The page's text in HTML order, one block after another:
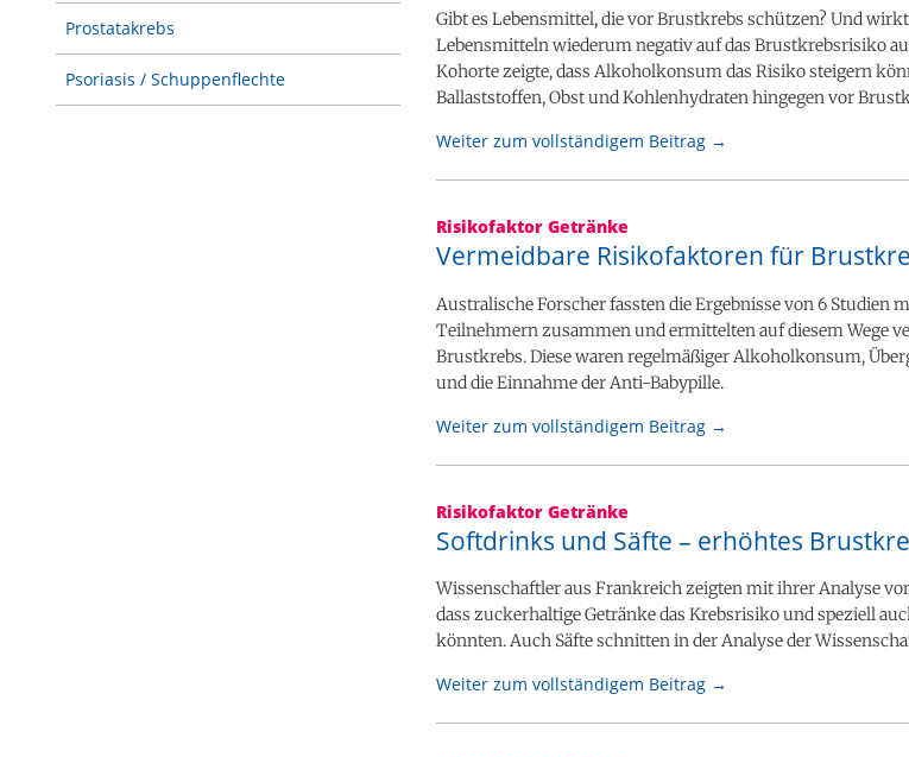
Prostatakrebs
Psoriasis / Schuppenflechte
Gibt es Lebensmittel, die vor Brustkrebs schützen? Und
Lebensmitteln wiederum negativ auf das Brustkrebsrisiko
Kohorte zeigte, dass Alkoholkonsum das Risiko steigern
Ballaststoffen, Obst und Kohlenhydraten hingegen vor
Weiter zum vollständigem Beitrag →
Risikofaktor Getränke
Vermeidbare Risikofaktoren für
Australische Forscher fassten die Ergebnisse von 6 Studien
Teilnehmern zusammen und ermittelten auf diesem Wege
Brustkrebs. Diese waren regelmäßiger Alkoholkonsum,
und die Einnahme der Anti-Babypille.
Weiter zum vollständigem Beitrag →
Risikofaktor Getränke
Softdrinks und Säfte – erhöhtes
Wissenschaftler aus Frankreich zeigten mit ihrer Analyse
dass zuckerhaltige Getränke das Krebsrisiko und speziell
könnten. Auch Säfte schnitten in der Analyse der
Weiter zum vollständigem Beitrag →